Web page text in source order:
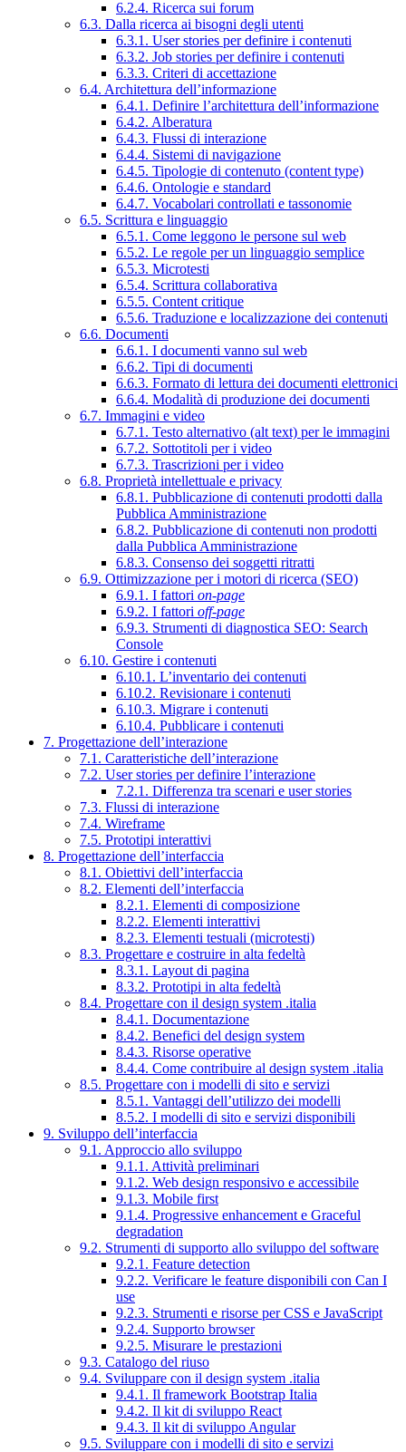
6.2.4. Ricerca sui forum
6.3. Dalla ricerca ai bisogni degli utenti
6.3.1. User stories per definire i contenuti
6.3.2. Job stories per definire i contenuti
6.3.3. Criteri di accettazione
6.4. Architettura dell’informazione
6.4.1. Definire l’architettura dell’informazione
6.4.2. Alberatura
6.4.3. Flussi di interazione
6.4.4. Sistemi di navigazione
6.4.5. Tipologie di contenuto (content type)
6.4.6. Ontologie e standard
6.4.7. Vocabolari controllati e tassonomie
6.5. Scrittura e linguaggio
6.5.1. Come leggono le persone sul web
6.5.2. Le regole per un linguaggio semplice
6.5.3. Microtesti
6.5.4. Scrittura collaborativa
6.5.5. Content critique
6.5.6. Traduzione e localizzazione dei contenuti
6.6. Documenti
6.6.1. I documenti vanno sul web
6.6.2. Tipi di documenti
6.6.3. Formato di lettura dei documenti elettronici
6.6.4. Modalità di produzione dei documenti
6.7. Immagini e video
6.7.1. Testo alternativo (alt text) per le immagini
6.7.2. Sottotitoli per i video
6.7.3. Trascrizioni per i video
6.8. Proprietà intellettuale e privacy
6.8.1. Pubblicazione di contenuti prodotti dalla
Pubblica Amministrazione
6.8.2. Pubblicazione di contenuti non prodotti
dalla Pubblica Amministrazione
6.8.3. Consenso dei soggetti ritratti
6.9. Ottimizzazione per i motori di ricerca (SEO)
6.9.1. I fattori on-page
6.9.2. I fattori off-page
6.9.3. Strumenti di diagnostica SEO: Search
Console
6.10. Gestire i contenuti
6.10.1. L’inventario dei contenuti
6.10.2. Revisionare i contenuti
6.10.3. Migrare i contenuti
6.10.4. Pubblicare i contenuti
7. Progettazione dell’interazione
7.1. Caratteristiche dell’interazione
7.2. User stories per definire l’interazione
7.2.1. Differenza tra scenari e user stories
7.3. Flussi di interazione
7.4. Wireframe
7.5. Prototipi interattivi
8. Progettazione dell’interfaccia
8.1. Obiettivi dell’interfaccia
8.2. Elementi dell’interfaccia
8.2.1. Elementi di composizione
8.2.2. Elementi interattivi
8.2.3. Elementi testuali (microtesti)
8.3. Progettare e costruire in alta fedeltà
8.3.1. Layout di pagina
8.3.2. Prototipi in alta fedeltà
8.4. Progettare con il design system .italia
8.4.1. Documentazione
8.4.2. Benefici del design system
8.4.3. Risorse operative
8.4.4. Come contribuire al design system .italia
8.5. Progettare con i modelli di sito e servizi
8.5.1. Vantaggi dell’utilizzo dei modelli
8.5.2. I modelli di sito e servizi disponibili
9. Sviluppo dell’interfaccia
9.1. Approccio allo sviluppo
9.1.1. Attività preliminari
9.1.2. Web design responsivo e accessibile
9.1.3. Mobile first
9.1.4. Progressive enhancement e Graceful
degradation
9.2. Strumenti di supporto allo sviluppo del software
9.2.1. Feature detection
9.2.2. Verificare le feature disponibili con Can I
use
9.2.3. Strumenti e risorse per CSS e JavaScript
9.2.4. Supporto browser
9.2.5. Misurare le prestazioni
9.3. Catalogo del riuso
9.4. Sviluppare con il design system .italia
9.4.1. Il framework Bootstrap Italia
9.4.2. Il kit di sviluppo React
9.4.3. Il kit di sviluppo Angular
9.5. Sviluppare con i modelli di sito e servizi